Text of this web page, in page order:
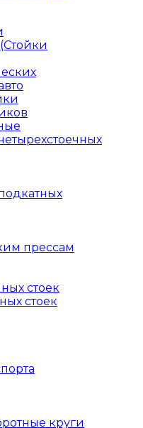
прессам
стоек
стоек
круги